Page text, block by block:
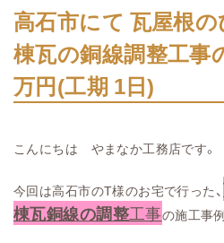
高石市にて 瓦屋根
棟瓦の銅線調整工事
万円(工期 1日)
こんにちは やまなか工務店です。
今回は高石市のT様のお宅で行った、
棟瓦銅線の調整工事の施工事